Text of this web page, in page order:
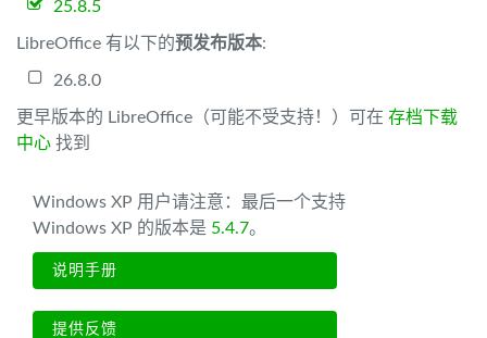
25.8.5
LibreOffice 有以下的预发布版本:
26.8.0
更早版本的 LibreOffice（可能不受支持！）可在 存档下载
中心 找到
Windows XP 用户请注意：最后一个支持
Windows XP 的版本是 5.4.7。
说明手册
提供反馈